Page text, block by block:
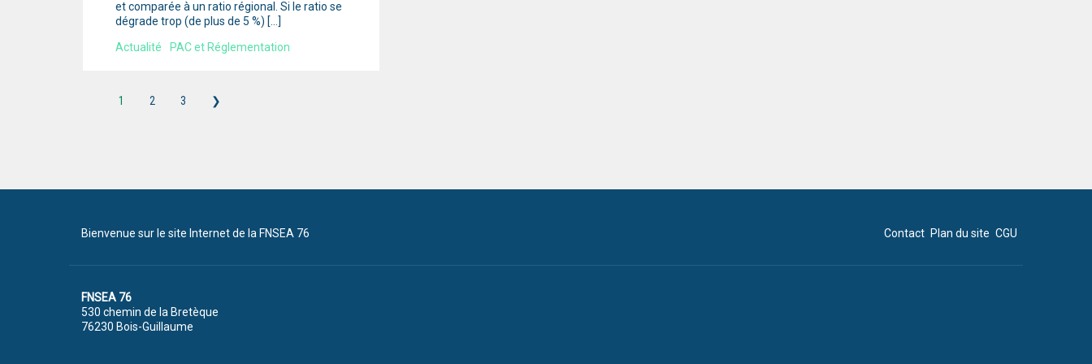
et comparée à un ratio régional. Si le ratio se
dégrade trop (de plus de 5 %) […]
Actualité
PAC et Réglementation
1 2 3 ❯
Bienvenue sur le site Internet de la FNSEA 76 Contact Plan du site CGU
FNSEA 76
530 chemin de la Bretèque
76230 Bois-Guillaume